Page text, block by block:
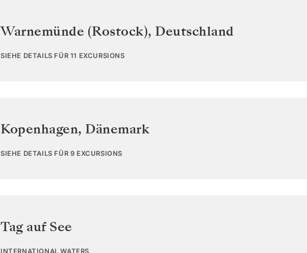
Warnemünde (Rostock), Deutschland
SIEHE DETAILS FÜR 11 EXCURSIONS
Kopenhagen, Dänemark
SIEHE DETAILS FÜR 9 EXCURSIONS
Tag auf See
INTERNATIONAL WATERS